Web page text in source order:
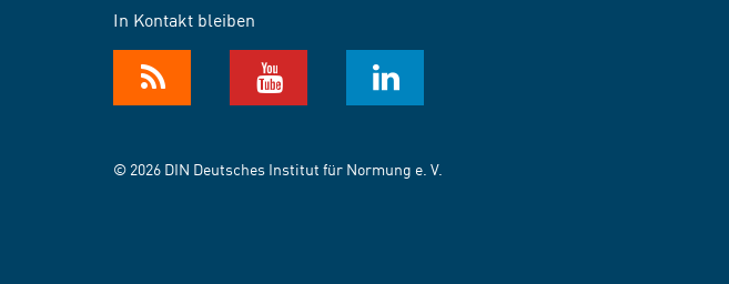
In Kontakt bleiben
© 2026 DIN Deutsches Institut für Normung e. V.